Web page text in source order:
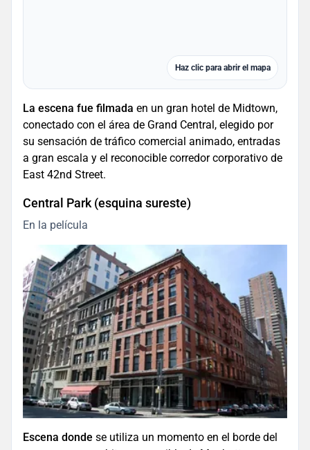
Haz clic para abrir el mapa
La escena fue filmada en un gran hotel de Midtown,
conectado con el área de Grand Central, elegido por
su sensación de tráfico comercial animado, entradas
a gran escala y el reconocible corredor corporativo de
East 42nd Street.
Central Park (esquina sureste)
En la película
Escena donde se utiliza un momento en el borde del